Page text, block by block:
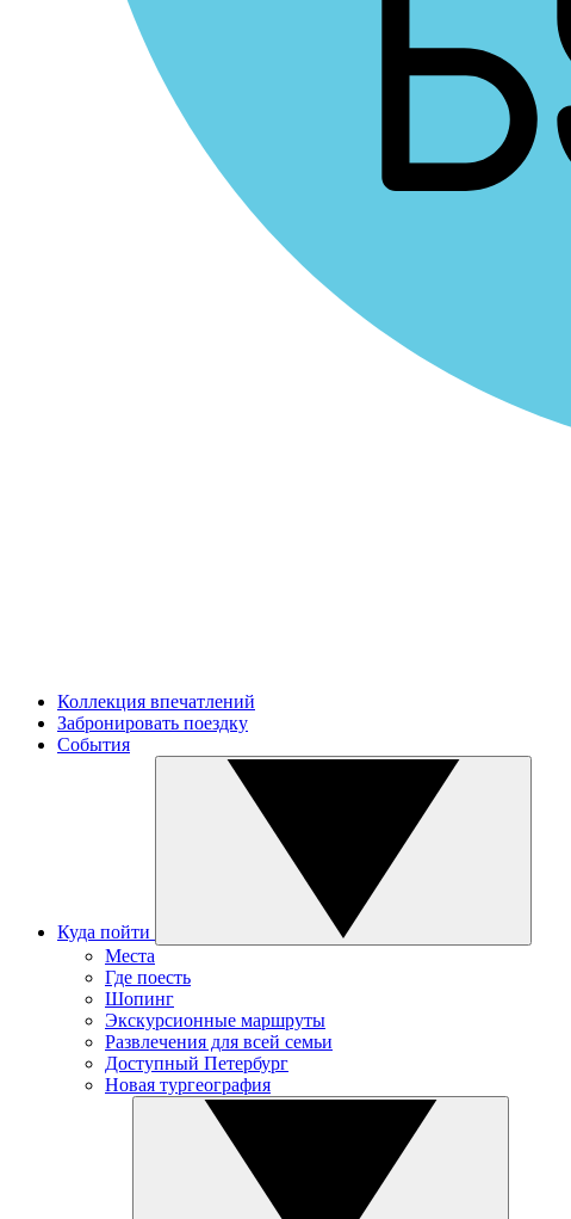
Коллекция впечатлений
Забронировать поездку
События
Куда пойти
Места
Где поесть
Шопинг
Экскурсионные маршруты
Развлечения для всей семьи
Доступный Петербург
Новая тургеография